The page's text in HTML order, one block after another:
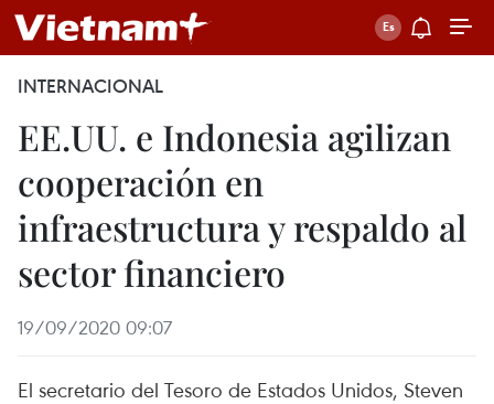
INTERNACIONAL
EE.UU. e Indonesia agilizan
cooperación en
infraestructura y respaldo al
sector financiero
19/09/2020 09:07
El secretario del Tesoro de Estados Unidos, Steven